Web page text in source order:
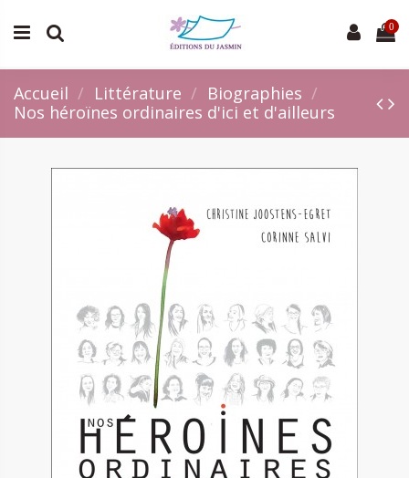
0
Accueil Littérature
Biographies
Nos héroïnes ordinaires d'ici et d'ailleurs